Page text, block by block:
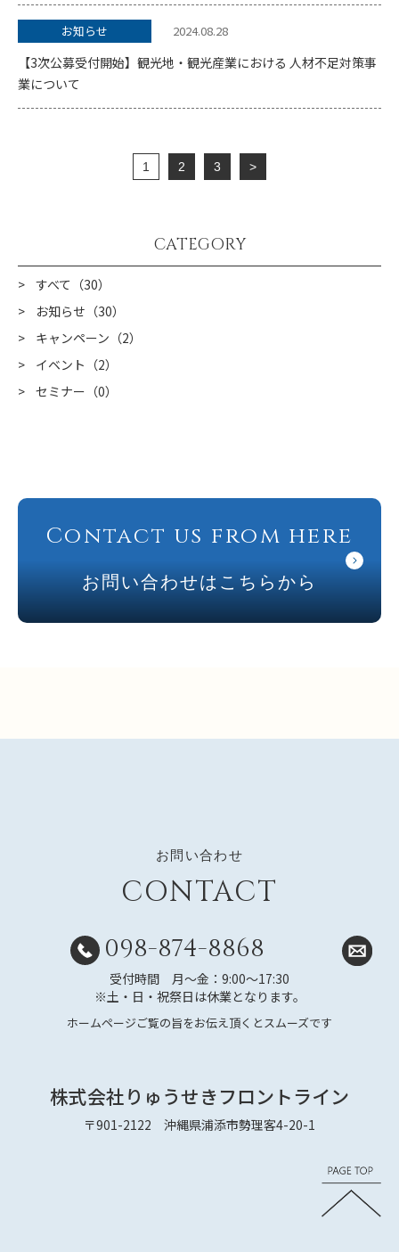
お知らせ 2024.08.28
【3次公募受付開始】観光地・観光産業における 人材不足対策事
業について
1 2 3 >
CATEGORY
すべて（30）
お知らせ（30）
キャンペーン（2）
イベント（2）
セミナー（0）
Contact us from here
お問い合わせはこちらから
株式会社りゅうせきフロントライン
〒901-2122 沖縄県浦添市勢理客4-20-1
お問い合わせ
CONTACT
098-874-8868
受付時間 月～金：9:00～17:30
※土・日・祝祭日は休業となります。
ホームページご覧の旨をお伝え頂くとスムーズです